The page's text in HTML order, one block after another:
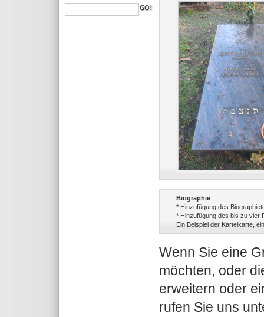
Biographie
* Hinzufügung des
* Hinzufügung des bis zu vier
Ein Beispiel der Karteikarte,
Wenn Sie eine
möchten, oder
erweitern oder
rufen Sie uns